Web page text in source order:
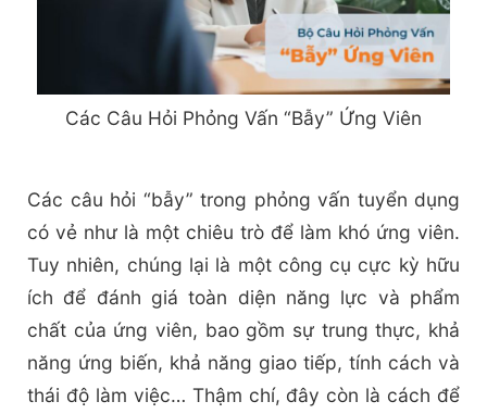
Các Câu Hỏi Phỏng Vấn “Bẫy” Ứng Viên
Các câu hỏi “bẫy” trong phỏng vấn tuyển dụng
có vẻ như là một chiêu trò để làm khó ứng viên.
Tuy nhiên, chúng lại là một công cụ cực kỳ hữu
ích để đánh giá toàn diện năng lực và phẩm
chất của ứng viên, bao gồm sự trung thực, khả
năng ứng biến, khả năng giao tiếp, tính cách và
thái độ làm việc… Thậm chí, đây còn là cách để